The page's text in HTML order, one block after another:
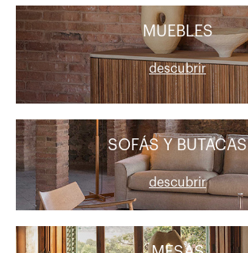
MUEBLES
descubrir
SOFÁS Y BUTACAS
descubrir